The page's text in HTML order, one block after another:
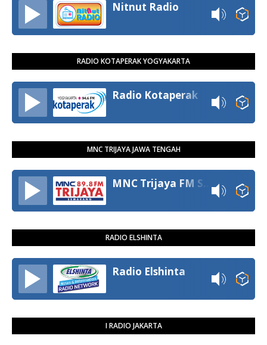
Nitnut Radio
RADIO KOTAPERAK YOGYAKARTA
Radio Kotaperak
MNC TRIJAYA JAWA TENGAH
RADIO ELSHINTA
Radio Elshinta
I RADIO JAKARTA